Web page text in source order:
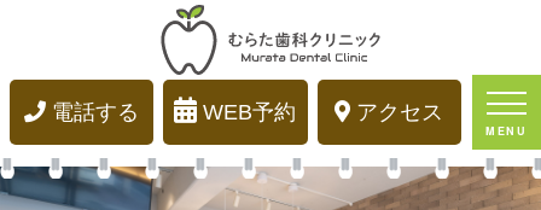
電話する WEB予約 アクセス
MENU
内装工事が開始しました｜むらた歯科クリニック｜大阪
市城東区関目の歯科・歯医者